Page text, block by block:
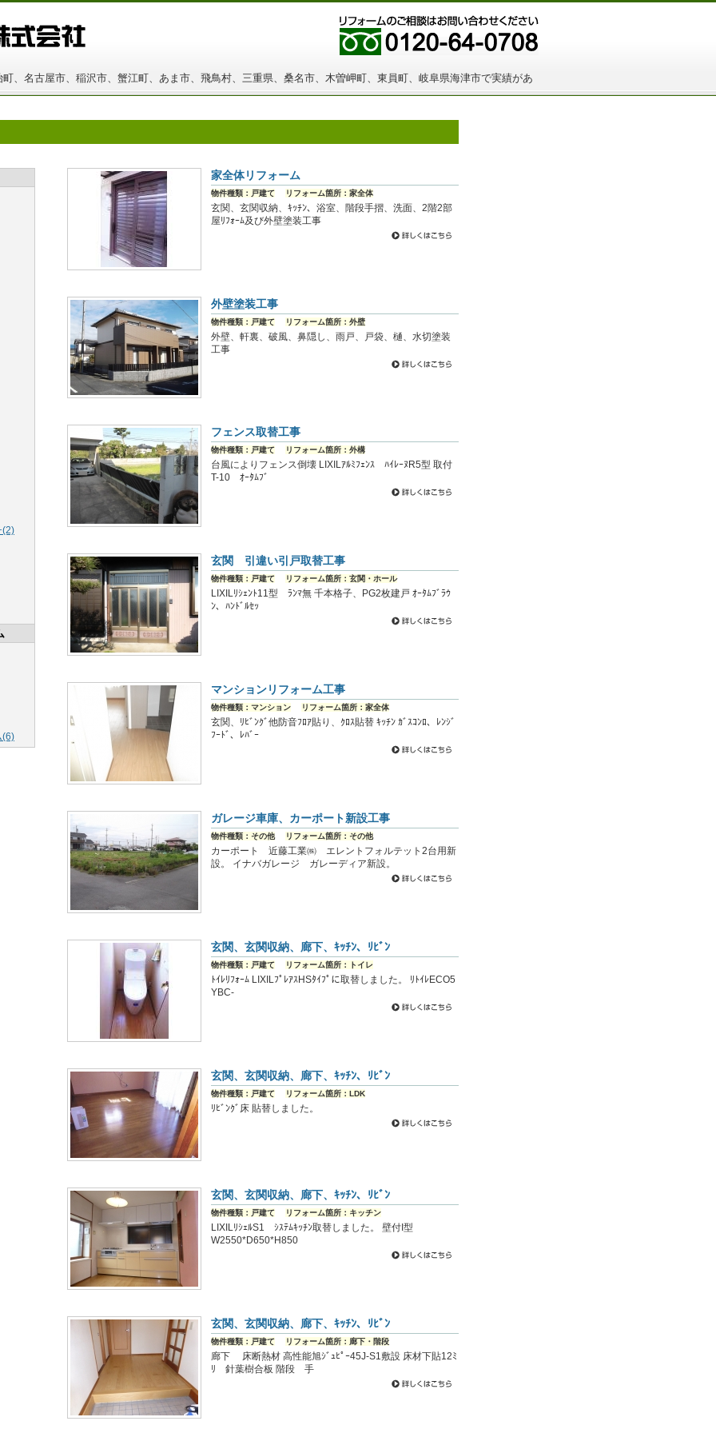
、名古屋市、稲沢市、蟹江町、あま市、飛鳥村、三重県、桑名市、木曽岬町、東員町、岐阜県海津市で実績があ
(2)
(6)
家全体リフォーム
物件種類：戸建て リフォーム箇所：家全体
玄関、玄関収納、ｷｯﾁﾝ、浴室、階段手摺、洗面、2階2部
屋ﾘﾌｫｰﾑ及び外壁塗装工事
外壁塗装工事
物件種類：戸建て リフォーム箇所：外壁
外壁、軒裏、破風、鼻隠し、雨戸、戸袋、樋、水切塗装
工事
フェンス取替工事
物件種類：戸建て リフォーム箇所：外構
台風によりフェンス倒壊 LIXILｱﾙﾐﾌｪﾝｽ ﾊｲﾚｰﾇR5型 取付
T-10 ｵｰﾀﾑﾌﾞ
玄関 引違い引戸取替工事
物件種類：戸建て リフォーム箇所：玄関・ホール
LIXILﾘｼｪﾝﾄ11型 ﾗﾝﾏ無 千本格子、PG2枚建戸 ｵｰﾀﾑﾌﾞﾗｳ
ﾝ、ﾊﾝﾄﾞﾙｾｯ
マンションリフォーム工事
物件種類：マンション リフォーム箇所：家全体
玄関、ﾘﾋﾞﾝｸﾞ他防音ﾌﾛｱ貼り、ｸﾛｽ貼替 ｷｯﾁﾝ ｶﾞｽｺﾝﾛ、ﾚﾝｼﾞ
ﾌｰﾄﾞ、ﾚﾊﾞｰ
ガレージ車庫、カーポート新設工事
物件種類：その他 リフォーム箇所：その他
カーポート 近藤工業㈱ エレントフォルテット2台用新
設。 イナバガレージ ガレーディア新設。
玄関、玄関収納、廊下、ｷｯﾁﾝ、ﾘﾋﾞﾝ
物件種類：戸建て リフォーム箇所：トイレ
ﾄｲﾚﾘﾌｫｰﾑ LIXILﾌﾟﾚｱｽHSﾀｲﾌﾟに取替しました。 ﾘﾄｲﾚECO5
YBC-
玄関、玄関収納、廊下、ｷｯﾁﾝ、ﾘﾋﾞﾝ
物件種類：戸建て リフォーム箇所：LDK
ﾘﾋﾞﾝｸﾞ床 貼替しました。
玄関、玄関収納、廊下、ｷｯﾁﾝ、ﾘﾋﾞﾝ
物件種類：戸建て リフォーム箇所：キッチン
LIXILﾘｼｪﾙS1 ｼｽﾃﾑｷｯﾁﾝ取替しました。 壁付I型
W2550*D650*H850
玄関、玄関収納、廊下、ｷｯﾁﾝ、ﾘﾋﾞﾝ
物件種類：戸建て リフォーム箇所：廊下・階段
廊下 床断熱材 高性能旭ｼﾞｭﾋﾟｰ45J-S1敷設 床材下貼12ﾐ
ﾘ 針葉樹合板 階段 手